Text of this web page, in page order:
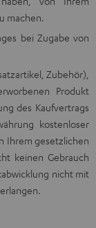
machen.
bei Zugabe von
Zubehör),
Produkt
des Kaufvertrags
kostenloser
Ihrem gesetzlichen
keinen Gebrauch
nicht mit